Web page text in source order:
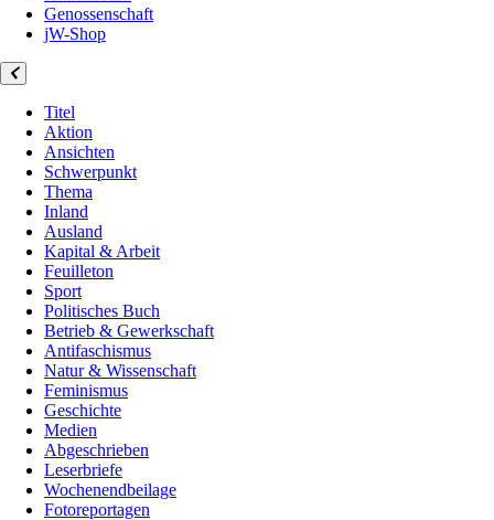
Genossenschaft
jW-Shop
Titel
Aktion
Ansichten
Schwerpunkt
Thema
Inland
Ausland
Kapital & Arbeit
Feuilleton
Sport
Politisches Buch
Betrieb & Gewerkschaft
Antifaschismus
Natur & Wissenschaft
Feminismus
Geschichte
Medien
Abgeschrieben
Leserbriefe
Wochenendbeilage
Fotoreportagen